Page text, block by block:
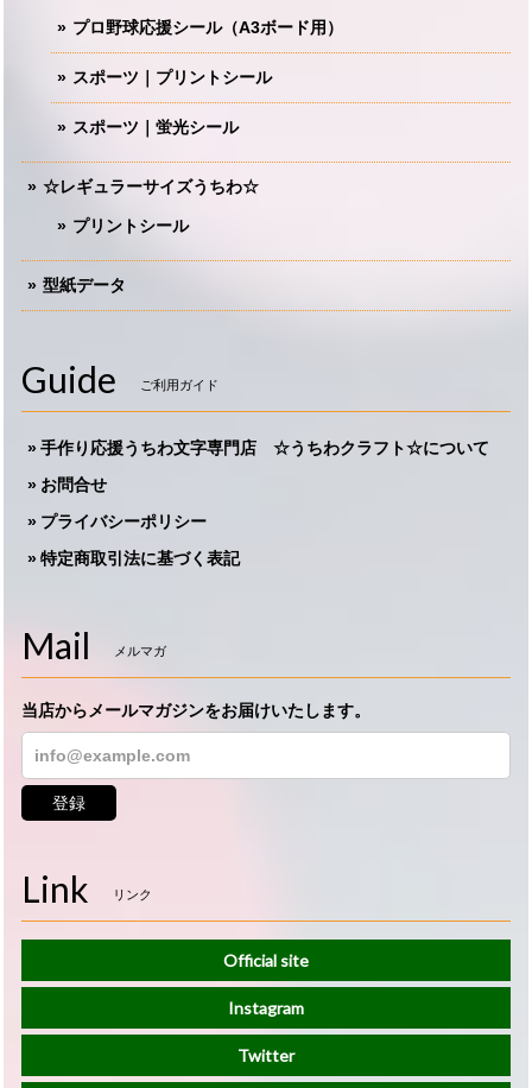
プロ野球応援シール（A3ボード用）
スポーツ｜プリントシール
スポーツ｜蛍光シール
☆レギュラーサイズうちわ☆
プリントシール
型紙データ
Guide ご利用ガイド
手作り応援うちわ文字専門店 ☆うちわクラフト☆について
お問合せ
プライバシーポリシー
特定商取引法に基づく表記
Mail メルマガ
当店からメールマガジンをお届けいたします。
登録
Link リンク
Official site
Instagram
Twitter